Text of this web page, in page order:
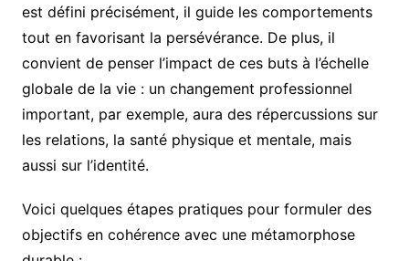
est défini précisément, il guide les comportements
tout en favorisant la persévérance. De plus, il
convient de penser l’impact de ces buts à l’échelle
globale de la vie : un changement professionnel
important, par exemple, aura des répercussions sur
les relations, la santé physique et mentale, mais
aussi sur l’identité.
Voici quelques étapes pratiques pour formuler des
objectifs en cohérence avec une métamorphose